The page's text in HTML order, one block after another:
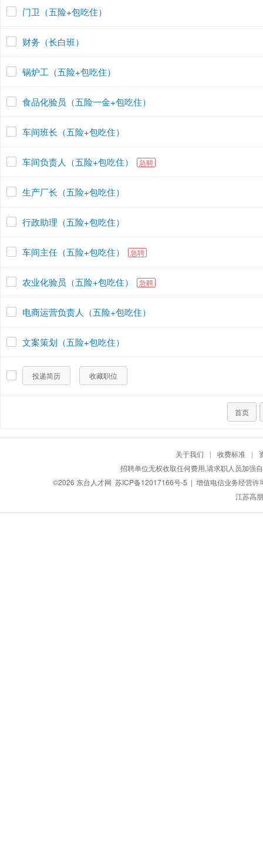
门卫（五险+包吃住）
财务（长白班）
锅炉工（五险+包吃住）
食品化验员（五险一金+包吃住）
车间班长（五险+包吃住）
车间负责人（五险+包吃住） 急聘
生产厂长（五险+包吃住）
行政助理（五险+包吃住）
车间主任（五险+包吃住） 急聘
农业化验员（五险+包吃住） 急聘
电商运营负责人（五险+包吃住）
文案策划（五险+包吃住）
投递简历 收藏职位
首页
关于我们 | 收费标准 |
招聘单位无权收取任何费用,请求职人员加强
©2026 东台人才网 苏ICP备12017166号-5 | 增值电信业务经营
江苏高